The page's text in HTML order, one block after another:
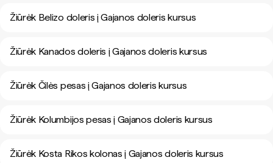
Žiūrėk Belizo doleris į Gajanos doleris kursus
Žiūrėk Kanados doleris į Gajanos doleris kursus
Žiūrėk Čilės pesas į Gajanos doleris kursus
Žiūrėk Kolumbijos pesas į Gajanos doleris kursus
Žiūrėk Kosta Rikos kolonas į Gajanos doleris kursus